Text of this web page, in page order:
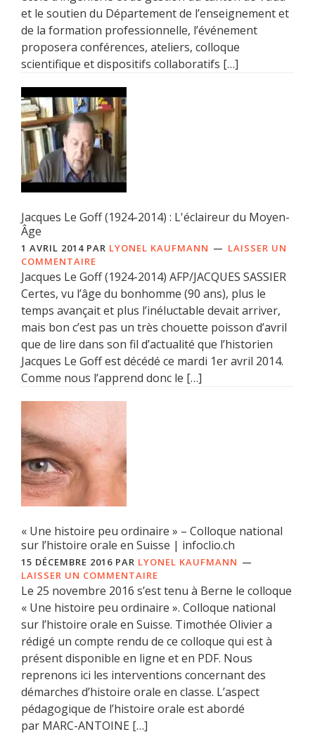
et le soutien du Département de l’enseignement et
de la formation professionnelle, l’événement
proposera conférences, ateliers, colloque
scientifique et dispositifs collaboratifs […]
Jacques Le Goff (1924-2014) : L'éclaireur du Moyen-
Âge
1 AVRIL 2014 PAR LYONEL KAUFMANN
LAISSER UN
COMMENTAIRE
Jacques Le Goff (1924-2014) AFP/JACQUES SASSIER
Certes, vu l’âge du bonhomme (90 ans), plus le
temps avançait et plus l’inéluctable devait arriver,
mais bon c’est pas un très chouette poisson d’avril
que de lire dans son fil d’actualité que l’historien
Jacques Le Goff est décédé ce mardi 1er avril 2014.
Comme nous l’apprend donc le […]
« Une histoire peu ordinaire » – Colloque national
sur l’histoire orale en Suisse | infoclio.ch
15 DÉCEMBRE 2016 PAR LYONEL KAUFMANN
LAISSER UN COMMENTAIRE
Le 25 novembre 2016 s’est tenu à Berne le colloque
« Une histoire peu ordinaire ». Colloque national
sur l’histoire orale en Suisse. Timothée Olivier a
rédigé un compte rendu de ce colloque qui est à
présent disponible en ligne et en PDF. Nous
reprenons ici les interventions concernant des
démarches d’histoire orale en classe. L’aspect
pédagogique de l’histoire orale est abordé
par MARC-ANTOINE […]